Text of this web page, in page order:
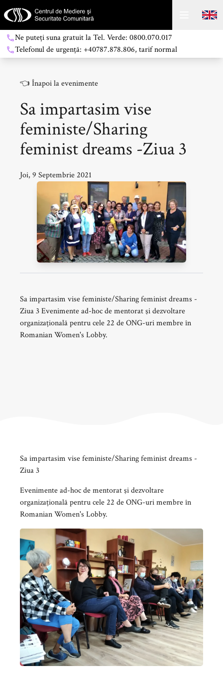
Ne puteți suna gratuit la Tel. Verde: 0800.070.017
Telefonul de urgență: +40787.878.806, tarif normal
👈 Înapoi la evenimente
Sa impartasim vise
feministe/Sharing
feminist dreams -Ziua 3
Joi, 9 Septembrie 2021
Sa impartasim vise feministe/Sharing feminist dreams -
Ziua 3 Evenimente ad-hoc de mentorat şi dezvoltare
organizațională pentru cele 22 de ONG-uri membre în
Romanian Women's Lobby.
Sa impartasim vise feministe/Sharing feminist dreams -
Ziua 3
Evenimente ad-hoc de mentorat şi dezvoltare
organizațională pentru cele 22 de ONG-uri membre în
Romanian Women's Lobby.